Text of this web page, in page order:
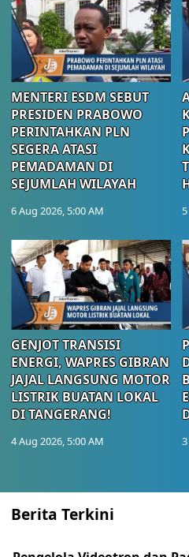
MENTERI ESDM SEBUT
PRESIDEN PRABOWO
PERINTAHKAN PLN
SEGERA ATASI
PEMADAMAN DI
SEJUMLAH WILAYAH
6 Aug 2026, 5:00 AM
GENJOT TRANSISI
ENERGI, WAPRES GIBRAN
JAJAL LANGSUNG MOTOR
LISTRIK BUATAN LOKAL
DI TANGERANG!
4 Aug 2026, 5:00 AM
Berita Terkini